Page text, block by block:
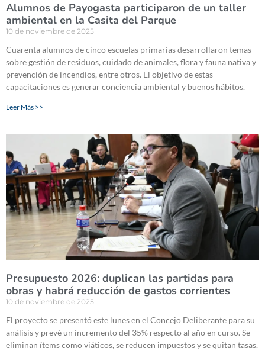
Alumnos de Payogasta participaron de un taller
ambiental en la Casita del Parque
10 de noviembre de 2025
Cuarenta alumnos de cinco escuelas primarias desarrollaron temas
sobre gestión de residuos, cuidado de animales, flora y fauna nativa y
prevención de incendios, entre otros. El objetivo de estas
capacitaciones es generar conciencia ambiental y buenos hábitos.
Leer Más >>
Presupuesto 2026: duplican las partidas para
obras y habrá reducción de gastos corrientes
10 de noviembre de 2025
El proyecto se presentó este lunes en el Concejo Deliberante para su
análisis y prevé un incremento del 35% respecto al año en curso. Se
eliminan ítems como viáticos, se reducen impuestos y se quitan tasas.